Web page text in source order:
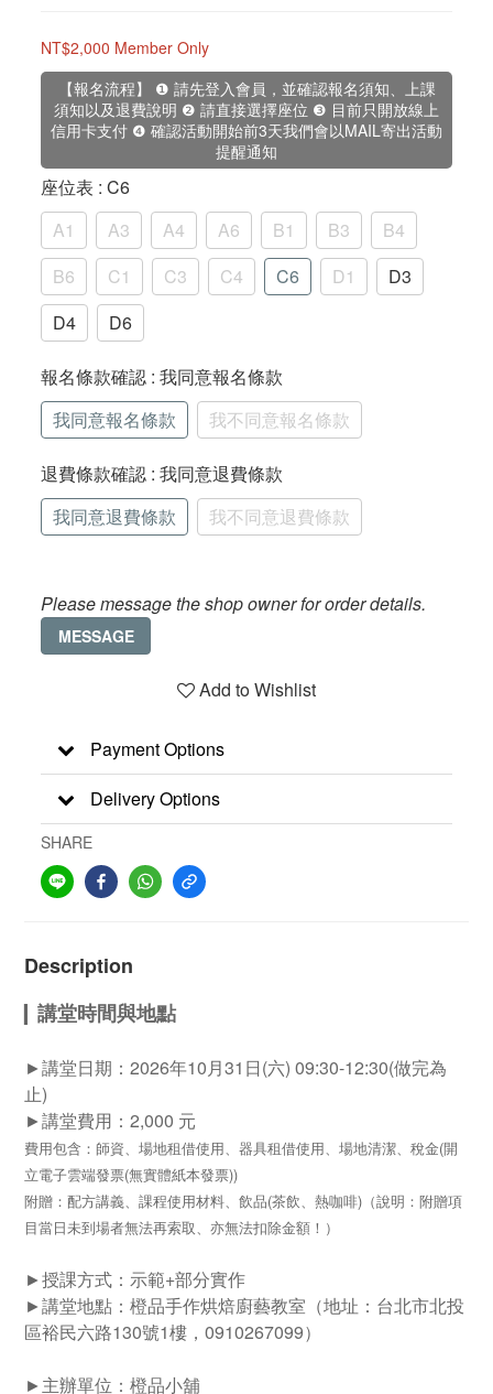
NT$2,000 Member Only
【報名流程】 ❶ 請先登入會員，並確認報名須知、上課
須知以及退費說明 ❷ 請直接選擇座位 ❸ 目前只開放線上
信用卡支付 ❹ 確認活動開始前3天我們會以MAIL寄出活動
提醒通知
座位表 : C6
A1
A3 A4 A6 B1 B3
B4
B6
C1 C3 C4 C6 D1
D3
D4
D6
報名條款確認 : 我同意報名條款
我同意報名條款
我不同意報名條款
退費條款確認 : 我同意退費條款
我同意退費條款
我不同意退費條款
Please message the shop owner for order details.
MESSAGE
Add to Wishlist
Payment Options
Delivery Options
SHARE
Description
講堂時間與地點
►講堂日期：2026年10月31日(六) 09:30-12:30(做完為
止)
►講堂費用：2,000 元
費用包含： 師資、 場地租借使用、 器具租借使用、 場地清潔、稅金(開
立電子雲端發票(無實體紙本發票))
附贈： 配方講義、課程使用材料、 飲品(茶飲、熱咖啡)（說明： 附贈項
目當日未到場者無法再索取、亦無法扣除金額！）
►授課方式：示範+部分實作
►講堂地點：橙品手作烘焙廚藝教室（地址：台北市北投
區裕民六路130號1樓， 0910267099）
► 主辦單位：橙品小舖